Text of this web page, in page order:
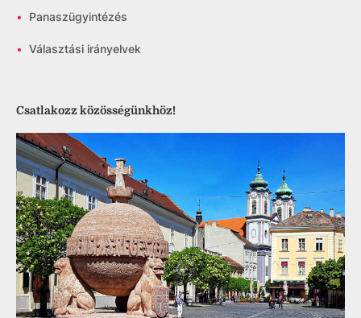
• Panaszügyintézés
• Választási irányelvek
Csatlakozz közösségünkhöz!